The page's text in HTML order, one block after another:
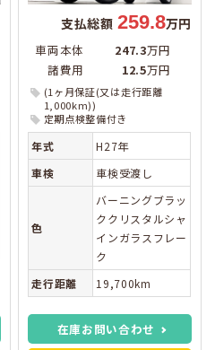
支払総額 259.8万円
車両本体 247.3万円
諸費用
12.5万円
(1ヶ月保証(又は走行距離
1,000km))
定期点検整備付き
年式
H27年
車検
車検受渡し
色
バーニングブラッ
ククリスタルシャ
インガラスフレー
ク
走行距離
19,700km
在庫お問い合わせ